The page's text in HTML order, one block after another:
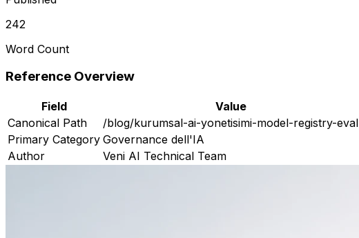
242
Word Count
Reference Overview
Field Value
Canonical Path
/blog/kurumsal-ai-yonetisimi-model-registry-eval
Primary Category Governance dell'IA
Author
Veni AI Technical Team